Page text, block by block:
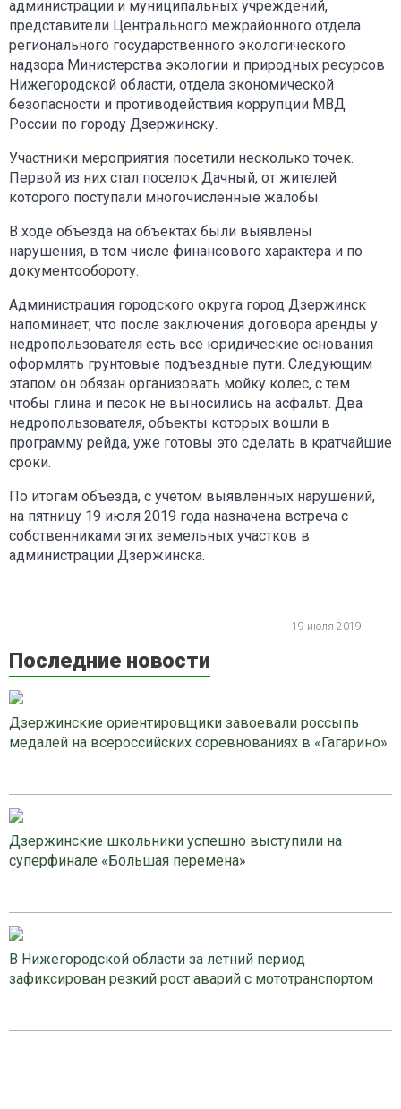
администрации и муниципальных учреждений,
представители Центрального межрайонного отдела
регионального государственного экологического
надзора Министерства экологии и природных ресурсов
Нижегородской области, отдела экономической
безопасности и противодействия коррупции МВД
России по городу Дзержинску.
Участники мероприятия посетили несколько точек.
Первой из них стал поселок Дачный, от жителей
которого поступали многочисленные жалобы.
В ходе объезда на объектах были выявлены
нарушения, в том числе финансового характера и по
документообороту.
Администрация городского округа город Дзержинск
напоминает, что после заключения договора аренды у
недропользователя есть все юридические основания
оформлять грунтовые подъездные пути. Следующим
этапом он обязан организовать мойку колес, с тем
чтобы глина и песок не выносились на асфальт. Два
недропользователя, объекты которых вошли в
программу рейда, уже готовы это сделать в кратчайшие
сроки.
По итогам объезда, с учетом выявленных нарушений,
на пятницу 19 июля 2019 года назначена встреча с
собственниками этих земельных участков в
администрации Дзержинска.
19 июля 2019
Последние новости
Дзержинские ориентировщики завоевали россыпь
медалей на всероссийских соревнованиях в «Гагарино»
Дзержинские школьники успешно выступили на
суперфинале «Большая перемена»
В Нижегородской области за летний период
зафиксирован резкий рост аварий с мототранспортом